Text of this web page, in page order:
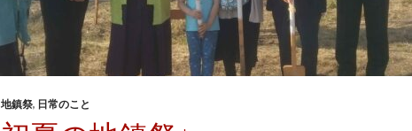
地鎮祭, 日常のこと